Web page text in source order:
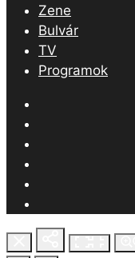
Zene
Bulvár
TV
Programok